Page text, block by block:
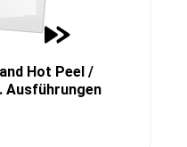
Hot Peel /
Ausführungen